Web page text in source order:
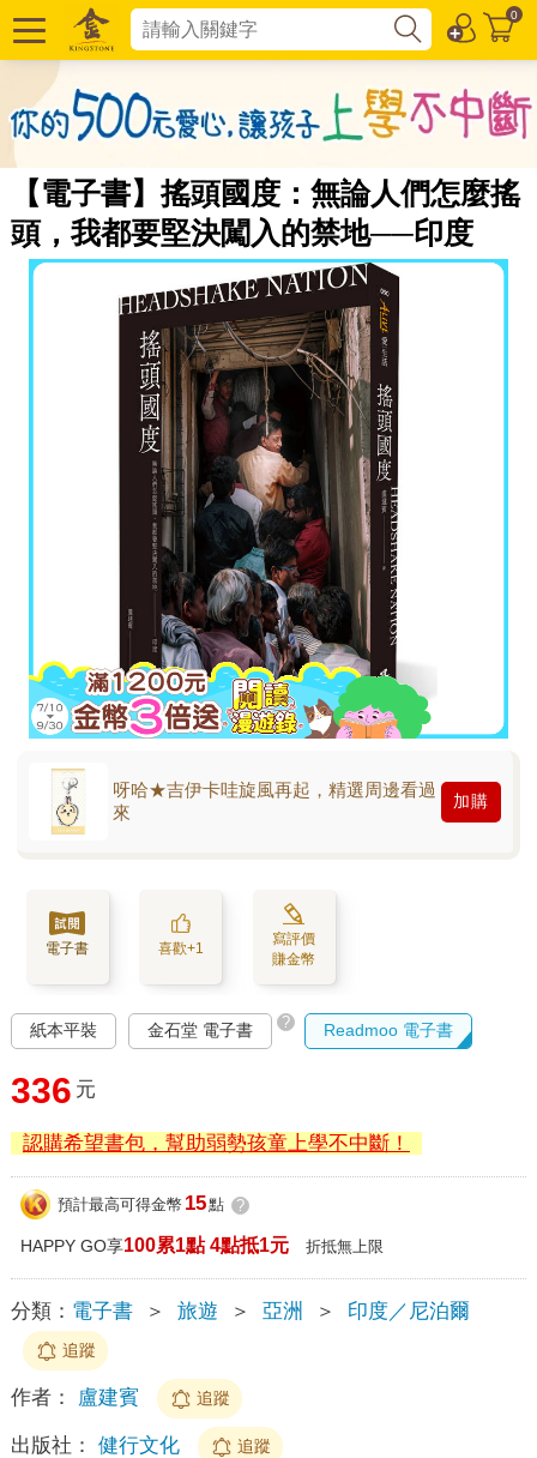
0
【電子書】搖頭國度：無論人們怎麼搖
頭，我都要堅決闖入的禁地──印度
呀哈★吉伊卡哇旋風再起，精選周邊看過
來
加購
電子書 喜歡+1
寫評價
賺金幣
紙本平裝 金石堂 電子書 ? Readmoo 電子書
336 元
認購希望書包，幫助弱勢孩童上學不中斷！
預計最高可得金幣 15點 ?
HAPPY GO享100累1點 4點抵1元 折抵無上限
分類： 電子書 ＞ 旅遊 ＞ 亞洲 ＞ 印度／尼泊爾
追蹤
作者： 盧建賓 追蹤
出版社： 健行文化 追蹤